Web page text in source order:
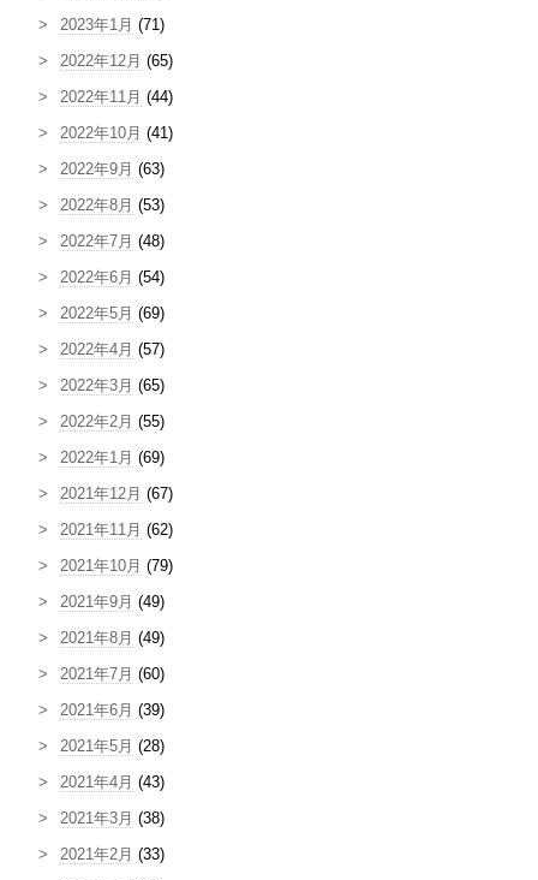
2023年1月 (71)
2022年12月 (65)
2022年11月 (44)
2022年10月 (41)
2022年9月 (63)
2022年8月 (53)
2022年7月 (48)
2022年6月 (54)
2022年5月 (69)
2022年4月 (57)
2022年3月 (65)
2022年2月 (55)
2022年1月 (69)
2021年12月 (67)
2021年11月 (62)
2021年10月 (79)
2021年9月 (49)
2021年8月 (49)
2021年7月 (60)
2021年6月 (39)
2021年5月 (28)
2021年4月 (43)
2021年3月 (38)
2021年2月 (33)